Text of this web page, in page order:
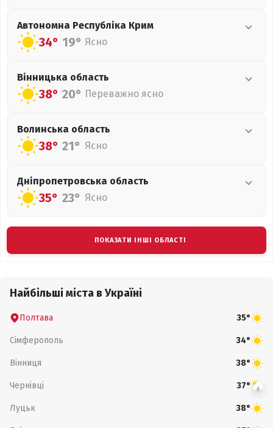
Автономна Республіка Крим
34° 19° Ясно
Вінницька область
38° 20° Переважно ясно
Волинська область
38° 21° Ясно
Дніпропетровська область
35° 23° Ясно
ПОКАЗАТИ ІНШІ ОБЛАСТІ
Найбільші міста в Україні
Полтава 35°
Сімферополь 34°
Вінниця 38°
Чернівці 37°
Луцьк 38°